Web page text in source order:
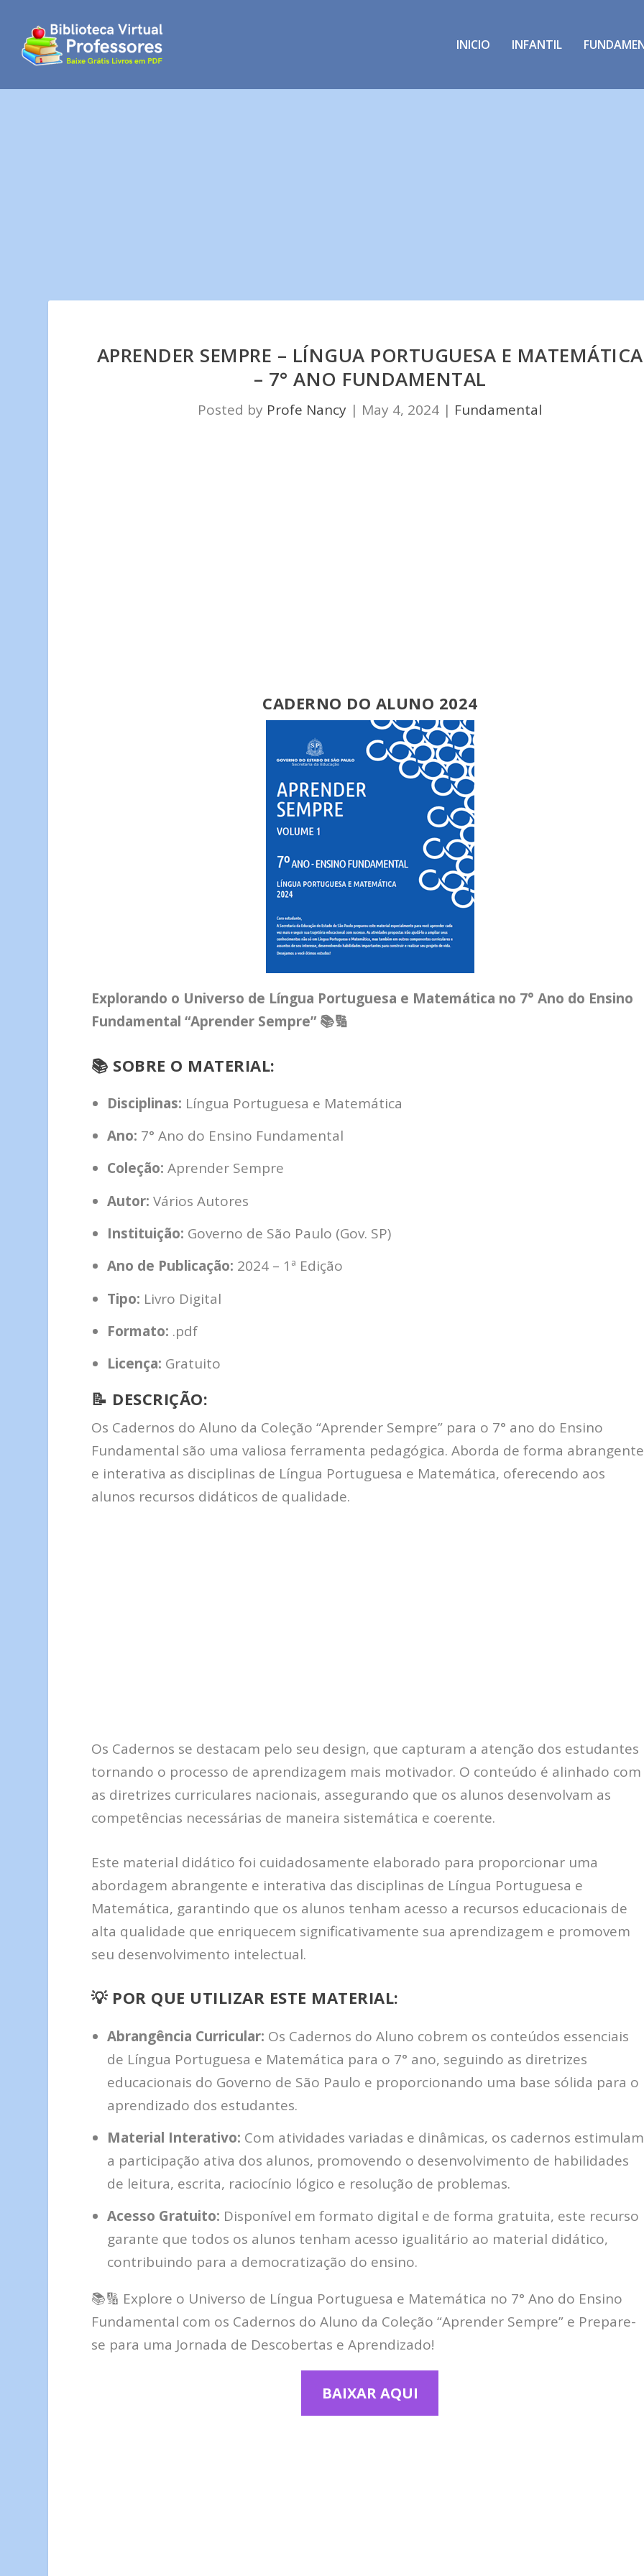
INICIO INFANTIL
APRENDER SEMPRE – LÍNGUA PORTUGUESA E MATEMÁTICA
– 7° ANO FUNDAMENTAL
Posted by Profe Nancy | May 4, 2024 | Fundamental
CADERNO DO ALUNO 2024
Explorando o Universo de Língua Portuguesa e Matemática no 7° Ano do Ensino
Fundamental “Aprender Sempre” 📚🔢
📚 SOBRE O MATERIAL:
Disciplinas: Língua Portuguesa e Matemática
Ano: 7° Ano do Ensino Fundamental
Coleção: Aprender Sempre
Autor: Vários Autores
Instituição: Governo de São Paulo (Gov. SP)
Ano de Publicação: 2024 – 1ª Edição
Tipo: Livro Digital
Formato: .pdf
Licença: Gratuito
📝 DESCRIÇÃO:
Os Cadernos do Aluno da Coleção “Aprender Sempre” para o 7° ano do Ensino
Fundamental são uma valiosa ferramenta pedagógica. Aborda de forma abrangente
e interativa as disciplinas de Língua Portuguesa e Matemática, oferecendo aos
alunos recursos didáticos de qualidade.
Os Cadernos se destacam pelo seu design, que capturam a atenção dos estudantes
tornando o processo de aprendizagem mais motivador. O conteúdo é alinhado com
as diretrizes curriculares nacionais, assegurando que os alunos desenvolvam as
competências necessárias de maneira sistemática e coerente.
Este material didático foi cuidadosamente elaborado para proporcionar uma
abordagem abrangente e interativa das disciplinas de Língua Portuguesa e
Matemática, garantindo que os alunos tenham acesso a recursos educacionais de
alta qualidade que enriquecem significativamente sua aprendizagem e promovem
seu desenvolvimento intelectual.
💡 POR QUE UTILIZAR ESTE MATERIAL:
Abrangência Curricular: Os Cadernos do Aluno cobrem os conteúdos essenciais
de Língua Portuguesa e Matemática para o 7° ano, seguindo as diretrizes
educacionais do Governo de São Paulo e proporcionando uma base sólida para o
aprendizado dos estudantes.
Material Interativo: Com atividades variadas e dinâmicas, os cadernos estimulam
a participação ativa dos alunos, promovendo o desenvolvimento de habilidades
de leitura, escrita, raciocínio lógico e resolução de problemas.
Acesso Gratuito: Disponível em formato digital e de forma gratuita, este recurso
garante que todos os alunos tenham acesso igualitário ao material didático,
contribuindo para a democratização do ensino.
📚🔢 Explore o Universo de Língua Portuguesa e Matemática no 7° Ano do Ensino
Fundamental com os Cadernos do Aluno da Coleção “Aprender Sempre” e Prepare-
se para uma Jornada de Descobertas e Aprendizado!
BAIXAR AQUI